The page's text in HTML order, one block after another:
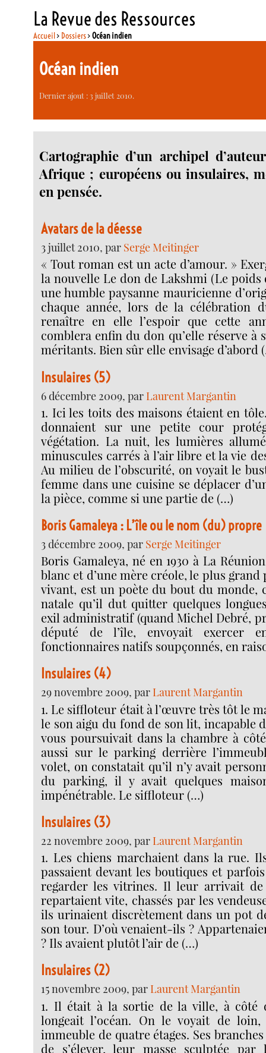
La Revue des Ressources
Accueil> Dossiers>Océan indien
Océan indien
Dernier ajout : 3 juillet 2010.
Cartographie d’un archipel
Afrique ; européens ou insulaires,
en pensée.
Avatars de la déesse
3 juillet 2010, par Serge Meitinger
« Tout roman est un acte d’amour. »
la nouvelle Le don de Lakshmi (Le poids
une humble paysanne mauricienne
chaque année, lors de la célébration
renaître en elle l’espoir que cette
comblera enfin du don qu’elle réserve à
méritants. Bien sûr elle envisage d’abord
Insulaires (5)
6 décembre 2009, par Laurent Margantin
1. Ici les toits des maisons étaient en
donnaient sur une petite cour
végétation. La nuit, les lumières
minuscules carrés à l’air libre et la vie
Au milieu de l’obscurité, on voyait le
femme dans une cuisine se déplacer
la pièce, comme si une partie de (…)
Boris Gamaleya : L’île ou le nom (du) propre
3 décembre 2009, par Serge Meitinger
Boris Gamaleya, né en 1930 à La
blanc et d’une mère créole, le plus
vivant, est un poète du bout du monde,
natale qu’il dut quitter quelques
exil administratif (quand Michel Debré,
député de l’île, envoyait exercer
fonctionnaires natifs soupçonnés, en
Insulaires (4)
29 novembre 2009, par Laurent Margantin
1. Le siffloteur était à l’œuvre très tôt le
le son aigu du fond de son lit, incapable
vous poursuivait dans la chambre à
aussi sur le parking derrière
volet, on constatait qu’il n’y avait
du parking, il y avait quelques
impénétrable. Le siffloteur (…)
Insulaires (3)
22 novembre 2009, par Laurent Margantin
1. Les chiens marchaient dans la rue.
passaient devant les boutiques et
regarder les vitrines. Il leur arrivait
repartaient vite, chassés par les
ils urinaient discrètement dans un pot
son tour. D’où venaient-ils ?
? Ils avaient plutôt l’air de (…)
Insulaires (2)
15 novembre 2009, par Laurent Margantin
1. Il était à la sortie de la ville, à côté
longeait l’océan. On le voyait de
immeuble de quatre étages. Ses
de s’élever, leur masse sculptée